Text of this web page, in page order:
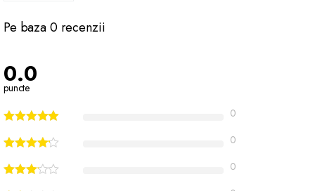
Pe baza 0 recenzii
0.0
puncte
0
0
0